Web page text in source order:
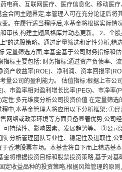
电商、互联网医疗、医疗信息化、移动医
合同主题界定,本管理人可在充分论证后将
。在履行适当程序后,本基金将根据实际情
审核,构建主题风格库并动态更新。 2、个
”的选股策略。通过定量筛选和定性分析,精
定量筛选方面,本基金基于公司财务指标和
标主要包括: 财务指标:通过资产负债率、
产收益率(ROE)、净利润、资本回报率
量公司的盈利能力。 估值指标:根据上市公
市盈率相对盈利增长比率(PEG)、市净率
性:多元维度分析公司投资价值 在定量筛选
中,本基金管理人将应用以下分析框架: ①
网络或政策环境等方面具备显著优势,公司
持续性、影响因素、发展趋势等。 ③公司
:分析管理团队专业性、稳定性及进取性,公
香港股票市场。本基金将自下而上精选基
将根据投资目标和股票投资策略,基于对基
收益品种的投资策略,根据风险管理的原